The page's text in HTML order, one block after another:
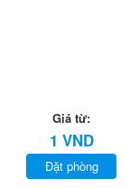
Giá từ:
1 VND
Đặt phòng